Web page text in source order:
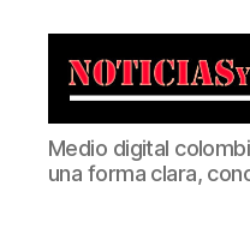
Noticias
y
Respuestas
Medio digital
una forma clara,